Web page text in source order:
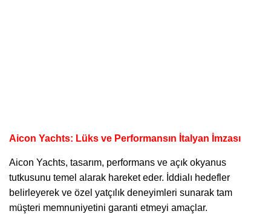
Aicon Yachts: Lüks ve Performansın İtalyan İmzası
Aicon Yachts, tasarım, performans ve açık okyanus
tutkusunu temel alarak hareket eder. İddialı hedefler
belirleyerek ve özel yatçılık deneyimleri sunarak tam
müşteri memnuniyetini garanti etmeyi amaçlar.